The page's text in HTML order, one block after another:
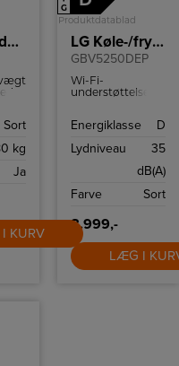
Beurer Badevægt
på
Sort
kg
Ja
KURV
G
Produktdatablad
LG Køle-/fryseskab
GBV5250DEP
Wi-Fi-
understøttelse,
smartphone og
kan du fjernstyre
så dit kabinet er
behov.
Energiklasse
D
Lydniveau
35
dB(A)
Farve
Sort
8.999,-
LÆG I